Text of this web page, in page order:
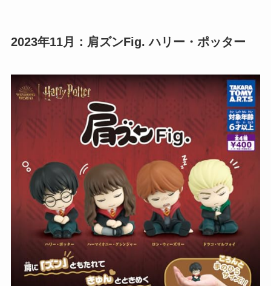
2023年11月：肩ズンFig. ハリー・ポッター